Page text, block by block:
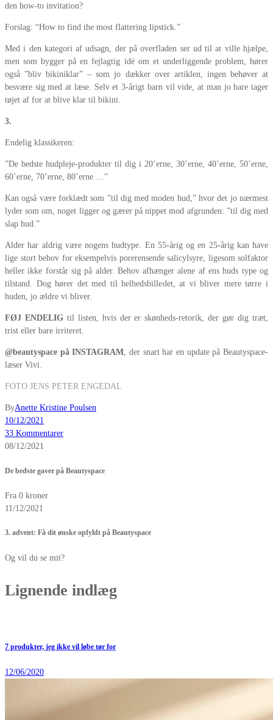
den how-to invitation?
Forslag: “How to find the most flattering lipstick.”
Med i den kategori af udsagn, der på overfladen ser ud til at ville hjælpe,
men som bygger på en fejlagtig idé om et underliggende problem, hører
også ”bliv bikiniklar” – som jo dækker over artiklen, ingen behøver at
besvære sig med at læse. Selv et 3-årigt barn vil vide, at man jo bare tager
tøjet af for at blive klar til bikini.
3.
Endelig klassikeren:
”De bedste hudpleje-produkter til dig i 20’erne, 30’erne, 40’erne, 50’erne,
60’erne, 70’erne, 80’erne …”
Kan også være forklædt som ”til dig med moden hud,” hvor det jo nærmest
lyder som om, noget ligger og gærer på nippet mod afgrunden: ”til dig med
slap hud.”
Alder har aldrig være nogens hudtype. En 55-årig og en 25-årig kan have
lige stort behov for eksempelvis porerensende salicylsyre, ligesom solfaktor
heller ikke forstår sig på alder. Behov afhænger alene af ens huds type og
tilstand. Dog hører det med til helhedsbilledet, at vi bliver mere tørre i
huden, jo ældre vi bliver.
FØJ ENDELIGtil listen, hvis der er skønheds-retorik, der gør dig træt,
trist eller bare irriteret.
@beautyspace på INSTAGRAM, der snart har en update på Beautyspace-
læser Vivi.
FOTO JENS PETER ENGEDAL
ByAnette Kristine Poulsen
10/12/2021
33 Kommentarer
08/12/2021
De bedste gaver på Beautyspace
Fra 0 kroner
11/12/2021
3. advent: Få dit ønske opfyldt på Beautyspace
Og vil du se mit?
Lignende indlæg
7 produkter, jeg ikke vil løbe tør for
12/06/2020